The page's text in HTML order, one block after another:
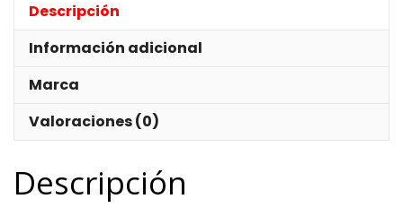
Descripción
Información adicional
Marca
Valoraciones (0)
Descripción